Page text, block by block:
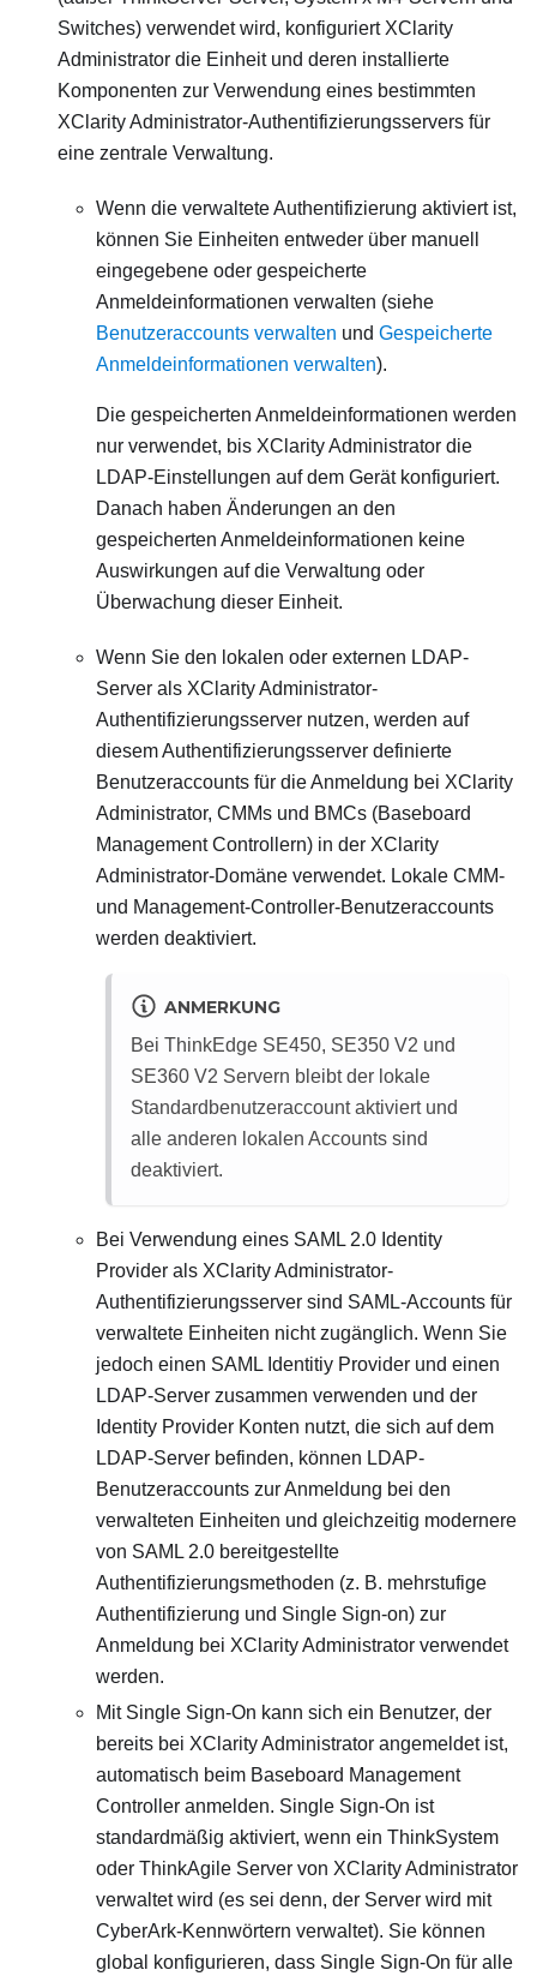
Switches) verwendet wird, konfiguriert XClarity
Administrator die Einheit und deren installierte
Komponenten zur Verwendung eines bestimmten
XClarity Administrator-Authentifizierungsservers für
eine zentrale Verwaltung.
Wenn die verwaltete Authentifizierung aktiviert ist,
können Sie Einheiten entweder über manuell
eingegebene oder gespeicherte
Anmeldeinformationen verwalten (siehe
Benutzeraccounts verwalten und Gespeicherte
Anmeldeinformationen verwalten).
Die gespeicherten Anmeldeinformationen werden
nur verwendet, bis XClarity Administrator die
LDAP-Einstellungen auf dem Gerät konfiguriert.
Danach haben Änderungen an den
gespeicherten Anmeldeinformationen keine
Auswirkungen auf die Verwaltung oder
Überwachung dieser Einheit.
Wenn Sie den lokalen oder externen LDAP-
Server als XClarity Administrator-
Authentifizierungsserver nutzen, werden auf
diesem Authentifizierungsserver definierte
Benutzeraccounts für die Anmeldung bei XClarity
Administrator, CMMs und BMCs (Baseboard
Management Controllern) in der XClarity
Administrator-Domäne verwendet. Lokale CMM-
und Management-Controller-Benutzeraccounts
werden deaktiviert.
ANMERKUNG
Bei ThinkEdge SE450, SE350 V2 und
SE360 V2 Servern bleibt der lokale
Standardbenutzeraccount aktiviert und
alle anderen lokalen Accounts sind
deaktiviert.
Bei Verwendung eines SAML 2.0 Identity
Provider als XClarity Administrator-
Authentifizierungsserver sind SAML-Accounts für
verwaltete Einheiten nicht zugänglich. Wenn Sie
jedoch einen SAML Identitiy Provider und einen
LDAP-Server zusammen verwenden und der
Identity Provider Konten nutzt, die sich auf dem
LDAP-Server befinden, können LDAP-
Benutzeraccounts zur Anmeldung bei den
verwalteten Einheiten und gleichzeitig modernere
von SAML 2.0 bereitgestellte
Authentifizierungsmethoden (z. B. mehrstufige
Authentifizierung und Single Sign-on) zur
Anmeldung bei XClarity Administrator verwendet
werden.
Mit Single Sign-On kann sich ein Benutzer, der
bereits bei XClarity Administrator angemeldet ist,
automatisch beim Baseboard Management
Controller anmelden. Single Sign-On ist
standardmäßig aktiviert, wenn ein ThinkSystem
oder ThinkAgile Server von XClarity Administrator
verwaltet wird (es sei denn, der Server wird mit
CyberArk-Kennwörtern verwaltet). Sie können
global konfigurieren, dass Single Sign-On für alle